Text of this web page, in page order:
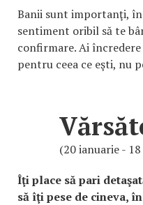
Banii sunt importanţi,
sentiment oribil să te
confirmare. Ai
pentru ceea ce eşti, nu
(20 ianuarie -
Îţi place să pari
să îţi pese de cineva,